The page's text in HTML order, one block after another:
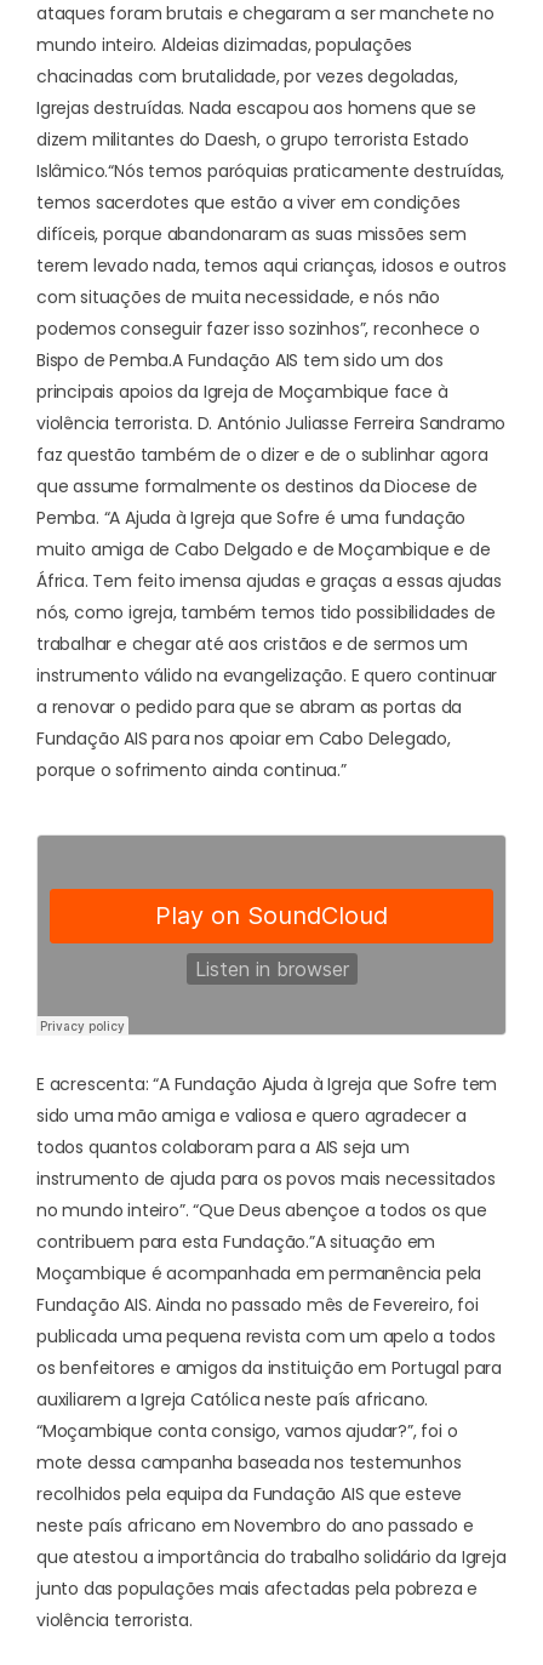
ataques foram brutais e chegaram a ser manchete no
mundo inteiro. Aldeias dizimadas, populações
chacinadas com brutalidade, por vezes degoladas,
Igrejas destruídas. Nada escapou aos homens que se
dizem militantes do Daesh, o grupo terrorista Estado
Islâmico.“Nós temos paróquias praticamente destruídas,
temos sacerdotes que estão a viver em condições
difíceis, porque abandonaram as suas missões sem
terem levado nada, temos aqui crianças, idosos e outros
com situações de muita necessidade, e nós não
podemos conseguir fazer isso sozinhos”, reconhece o
Bispo de Pemba.A Fundação AIS tem sido um dos
principais apoios da Igreja de Moçambique face à
violência terrorista. D. António Juliasse Ferreira Sandramo
faz questão também de o dizer e de o sublinhar agora
que assume formalmente os destinos da Diocese de
Pemba. “A Ajuda à Igreja que Sofre é uma fundação
muito amiga de Cabo Delgado e de Moçambique e de
África. Tem feito imensa ajudas e graças a essas ajudas
nós, como igreja, também temos tido possibilidades de
trabalhar e chegar até aos cristãos e de sermos um
instrumento válido na evangelização. E quero continuar
a renovar o pedido para que se abram as portas da
Fundação AIS para nos apoiar em Cabo Delegado,
porque o sofrimento ainda continua.”
E acrescenta: “A Fundação Ajuda à Igreja que Sofre tem
sido uma mão amiga e valiosa e quero agradecer a
todos quantos colaboram para a AIS seja um
instrumento de ajuda para os povos mais necessitados
no mundo inteiro”. “Que Deus abençoe a todos os que
contribuem para esta Fundação.”A situação em
Moçambique é acompanhada em permanência pela
Fundação AIS. Ainda no passado mês de Fevereiro, foi
publicada uma pequena revista com um apelo a todos
os benfeitores e amigos da instituição em Portugal para
auxiliarem a Igreja Católica neste país africano.
“Moçambique conta consigo, vamos ajudar?”, foi o
mote dessa campanha baseada nos testemunhos
recolhidos pela equipa da Fundação AIS que esteve
neste país africano em Novembro do ano passado e
que atestou a importância do trabalho solidário da Igreja
junto das populações mais afectadas pela pobreza e
violência terrorista.